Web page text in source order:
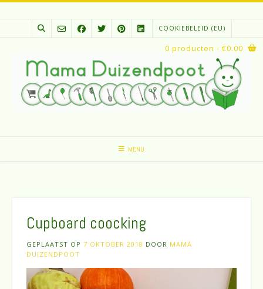
Spring
COOKIEBELEID (EU)
MENU
0 producten - €0.00
Cupboard coocking
GEPLAATST OP 7 OKTOBER 2018 DOOR MAMA
DUIZENDPOOT